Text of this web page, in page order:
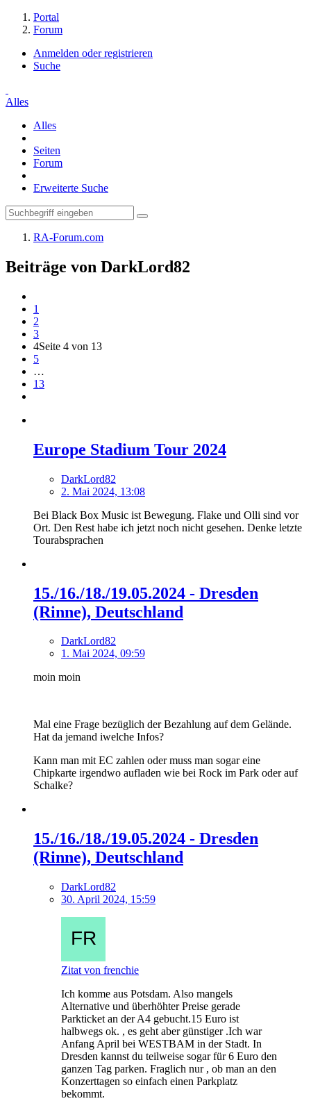
Portal
Forum
Anmelden oder registrieren
Suche
Alles
Alles
Seiten
Forum
Erweiterte Suche
RA-Forum.com
Beiträge von DarkLord82
1
2
3
4Seite 4 von 13
5
…
13
Europe Stadium Tour 2024
DarkLord82
2. Mai 2024, 13:08
Bei Black Box Music ist Bewegung. Flake und Olli sind vor
Ort. Den Rest habe ich jetzt noch nicht gesehen. Denke letzte
Tourabsprachen
15./16./18./19.05.2024 - Dresden
(Rinne), Deutschland
DarkLord82
1. Mai 2024, 09:59
moin moin
Mal eine Frage bezüglich der Bezahlung auf dem Gelände.
Hat da jemand iwelche Infos?
Kann man mit EC zahlen oder muss man sogar eine
Chipkarte irgendwo aufladen wie bei Rock im Park oder auf
Schalke?
15./16./18./19.05.2024 - Dresden
(Rinne), Deutschland
DarkLord82
30. April 2024, 15:59
Zitat von frenchie
Ich komme aus Potsdam. Also mangels
Alternative und überhöhter Preise gerade
Parkticket an der A4 gebucht.15 Euro ist
halbwegs ok. , es geht aber günstiger .Ich war
Anfang April bei WESTBAM in der Stadt. In
Dresden kannst du teilweise sogar für 6 Euro den
ganzen Tag parken. Fraglich nur , ob man an den
Konzerttagen so einfach einen Parkplatz
bekommt.